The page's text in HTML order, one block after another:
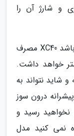
و شارژ آن را
ولوو ادعا می کند وقتی باتری شارژ کامل باشد XC40 مصرف
خواهد داشت.
داشته و شاید نتواند به
درون سوز
رسید و
نمی کنید مدل